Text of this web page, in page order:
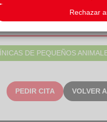
DE PEQUEÑOS
PEDIR CITA VOLVER
Rechazar